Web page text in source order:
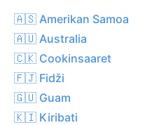
🇦🇸 Amerikan Samoa
🇦🇺 Australia
🇨🇰 Cookinsaaret
🇫🇯 Fidži
🇬🇺 Guam
🇰🇮 Kiribati